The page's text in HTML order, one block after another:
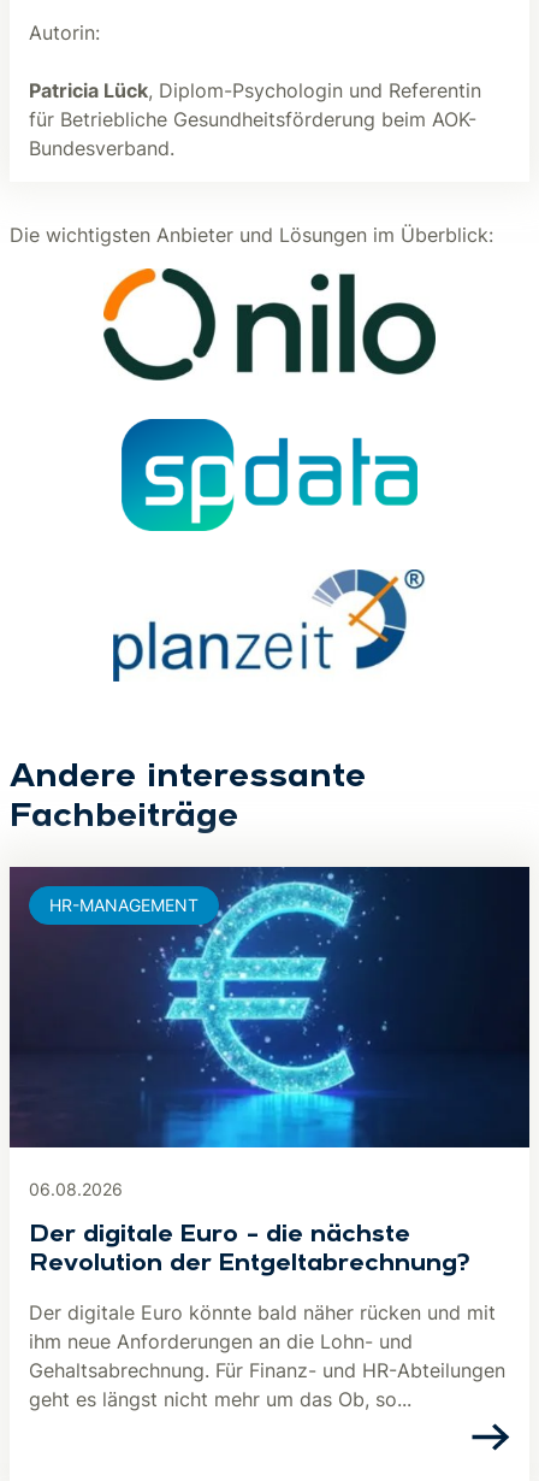
Autorin:
Patricia Lück, Diplom-Psychologin und Referentin
für Betriebliche Gesundheitsförderung beim AOK-
Bundesverband.
Die wichtigsten Anbieter und Lösungen im Überblick:
Andere interessante
Fachbeiträge
06.08.2026
Der digitale Euro – die nächste
Revolution der Entgeltabrechnung?
Der digitale Euro könnte bald näher rücken und mit
ihm neue Anforderungen an die Lohn- und
Gehaltsabrechnung. Für Finanz- und HR-Abteilungen
geht es längst nicht mehr um das Ob, so...
HR-MANAGEMENT